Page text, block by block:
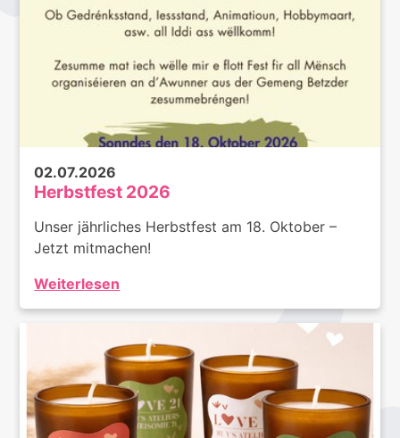
02.07.2026
Herbstfest 2026
Unser jährliches Herbstfest am 18. Oktober –
Jetzt mitmachen!
Weiterlesen